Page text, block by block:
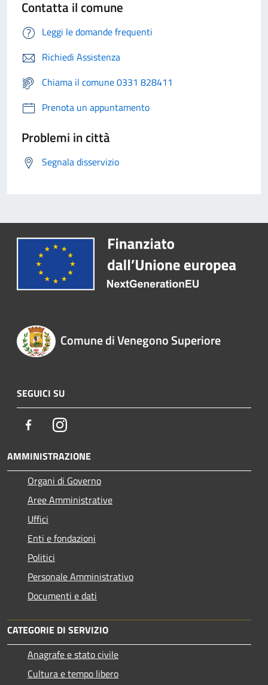
Contatta il comune
Leggi le domande frequenti
Richiedi Assistenza
Chiama il comune 0331 828411
Prenota un appuntamento
Problemi in città
Segnala disservizio
Comune di Venegono Superiore
SEGUICI SU
FacebookInstagram
AMMINISTRAZIONE
Organi di Governo
Aree Amministrative
Uffici
Enti e fondazioni
Politici
Personale Amministrativo
Documenti e dati
CATEGORIE DI SERVIZIO
Anagrafe e stato civile
Cultura e tempo libero